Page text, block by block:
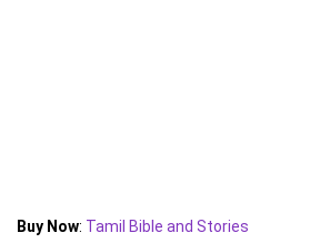
Buy Now: Tamil Bible and Stories